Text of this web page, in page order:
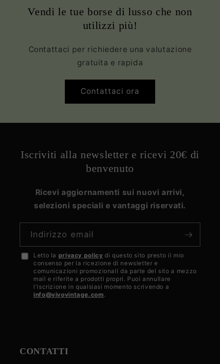
Vendi le tue borse di lusso che non
utilizzi più!
Contattaci per richiedere una valutazione
gratuita e rapida
Contattaci ora
Iscriviti alla newsletter e ricevi 20€ di
benvenuto
Ricevi aggiornamenti sui nuovi arrivi,
selezioni speciali e vantaggi riservati.
Indirizzo email
Accetto
privacy
policy
Letto la privacy policy di questo sito presto il mio
consenso per la ricezione di newsletter e
comunicazioni promozionali da parte del sito a mezzo
mail e riferite a prodotti propri. Puoi annullare
l'iscrizione in qualsiasi momento scrivendo a
info@vivovintage.com .
CONTATTI